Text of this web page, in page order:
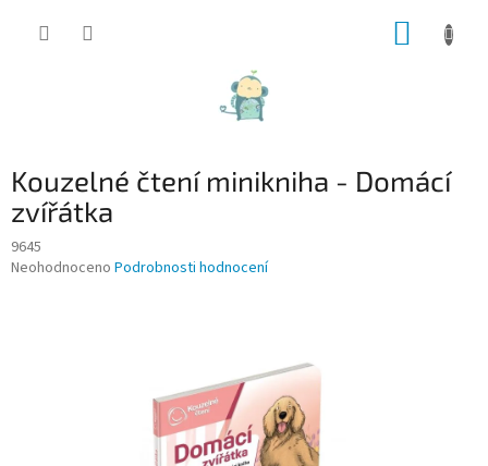
Kouzelné čtení minikniha - Domácí
zvířátka
9645
Průměrné
Neohodnoceno Podrobnosti hodnocení